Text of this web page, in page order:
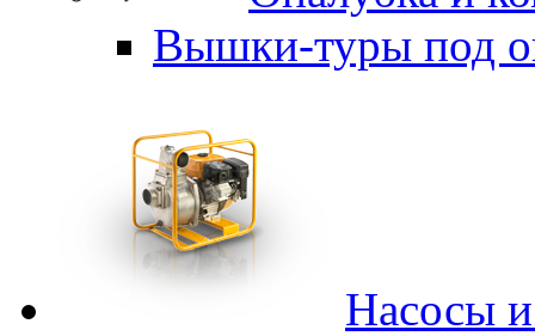
Вышки-туры под
Насосы